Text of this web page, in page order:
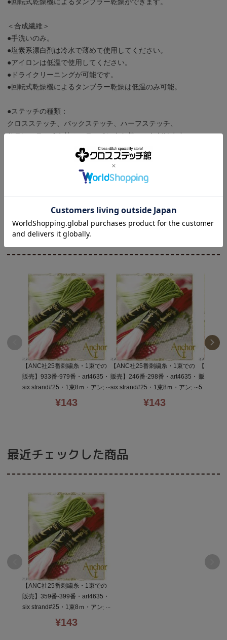
＜合成繊維＞
●手洗いのみ。
●塩素系漂白剤は冷水で薄めて使用してください。
●アイロンは低温で使用してください。
●ドライクリーニングが可能です。
●回転式乾燥機によるタンブラー乾燥は低温のみ可能。
●ステッチの種類：
クロスステッチ、バックステッチ、ハーフステッチ、
サテンステッチや他のステッチにもお使いいただけます。
●使用する針：生地や技法によって針の種類を変えます。
こちらの商品を閲覧した人は、こんな
商品も見ています
【ANC社25番刺繍糸・1束での
販売】933番-979番・art4635・
six strand#25・1束8ｍ・アンカ
ー刺しゅう糸¥143
【ANC社25番刺繍糸・1束での
販売】246番-298番・art4635・
six strand#25・1束8ｍ・アンカ
ー刺しゅう糸¥143
【ANC
販売】
5・six
最近チェックした商品
【ANC社25番刺繍糸・1束での
販売】359番-399番・art4635・
six strand#25・1束8ｍ・アンカ
ー刺しゅう糸¥143